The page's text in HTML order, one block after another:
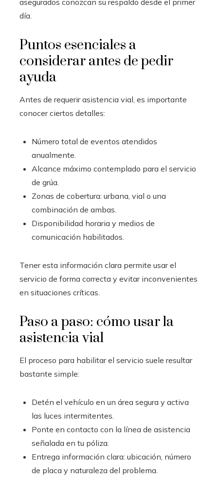
asegurados conozcan su respaldo desde el primer
día.
Puntos esenciales a
considerar antes de pedir
ayuda
Antes de requerir asistencia vial, es importante
conocer ciertos detalles:
Número total de eventos atendidos
anualmente.
Alcance máximo contemplado para el servicio
de grúa.
Zonas de cobertura: urbana, vial o una
combinación de ambas.
Disponibilidad horaria y medios de
comunicación habilitados.
Tener esta información clara permite usar el
servicio de forma correcta y evitar inconvenientes
en situaciones críticas.
Paso a paso: cómo usar la
asistencia vial
El proceso para habilitar el servicio suele resultar
bastante simple:
Detén el vehículo en un área segura y activa
las luces intermitentes.
Ponte en contacto con la línea de asistencia
señalada en tu póliza.
Entrega información clara: ubicación, número
de placa y naturaleza del problema.